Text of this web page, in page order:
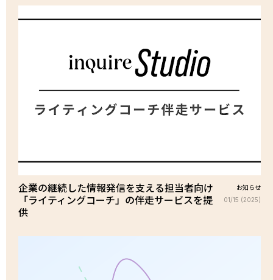
企業の継続した情報発信を支える担当者向け
「ライティングコーチ」の伴走サービスを提
供
お知らせ
01/15 (2025)